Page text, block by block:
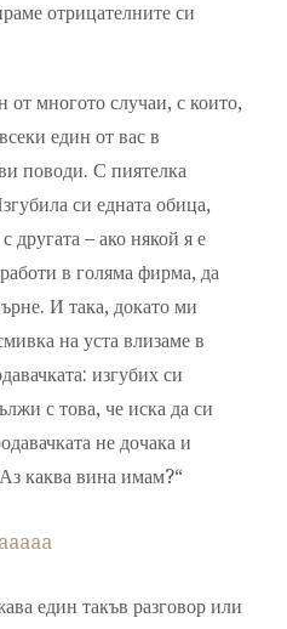
отрицателните си
от многото случаи, с които,
един от вас в
поводи. С пиятелка
си едната обица,
другата – ако някой я е
в голяма фирма, да
И така, докато ми
на уста влизаме в
изгубих си
с това, че иска да си
не дочака и
каква вина имам?“
един такъв разговор или